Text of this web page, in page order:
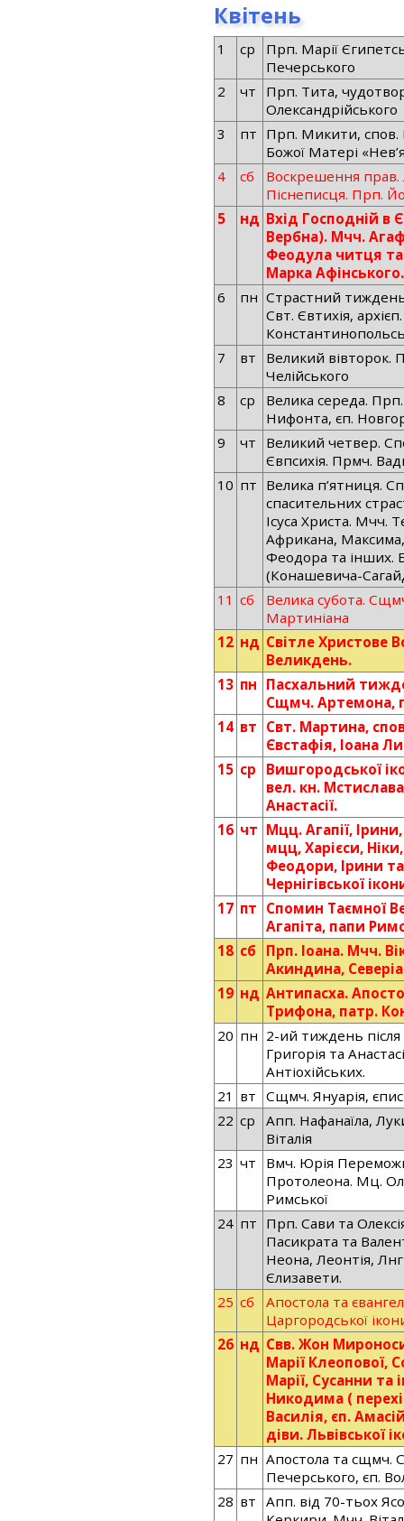
Квітень
1 ср
Прп. Марії
Печерського
2
чт
Прп. Тита,
Олександрійського
3
пт Прп. Микити, спов.
Божої Матері
4
сб
Воскрешення
Піснеписця. Прп.
5
нд Вхід Господній в
Вербна). Мчч.
Феодула читця
Марка Афінського.
6
пн Страстний
Свт. Євтихія, архієп.
7
вт
Великий
Челійського
8
ср
Велика середа.
Нифонта, єп.
9
чт
Великий четвер.
Євпсихія. Прмч.
10 пт Велика п’ятниця.
спасительних
Ісуса Христа. Мчч.
Африкана,
Феодора та інших.
(Конашевича-
11 сб
Велика субота.
Мартиніана
12 нд Світле Христове
Великдень.
13 пн Пасхальний
Сщмч. Артемона,
14 вт Свт. Мартина,
Євстафія, Іоана
15 ср
Вишгородської
вел. кн.
Анастасії.
16 чт Мцц. Агапії,
мцц, Харієси,
Феодори, Ірини та
Чернігівської
17 пт Спомин Таємної
Агапіта, папи
18 сб
Прп. Іоана. Мчч.
Акиндина,
19 нд Антипасха.
Трифона, патр.
20 пн 2-ий тиждень
Григорія та
Антіохійських.
21 вт
Сщмч. Януарія,
22 ср
Апп. Нафанаїла,
Віталія
23 чт
Вмч. Юрія
Протолеона. Мц.
Римської
24 пт Прп. Сави та
Пасикрата та
Неона, Леонтія,
Єлизавети.
25 сб
Апостола та
Царгородської
26 нд Свв. Жон
Марії Клеопової,
Марії, Сусанни та
Никодима (
Василія, єп.
діви. Львівської
27 пн Апостола та сщмч.
Печерського, єп.
28 вт
Апп. від 70-тьох